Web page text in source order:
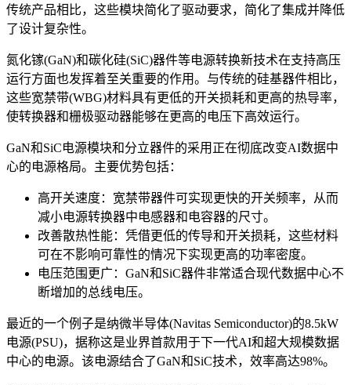
传统产品相比，这些模块简化了驱动要求，简化了集成并降低
了设计复杂性。
氮化镓(GaN)和碳化硅(SiC)器件等电源转换新技术在支持高压
运行方面也发挥着至关重要的作用。与传统的硅基器件相比，
这些宽禁带(WBG)材料具有更低的开关损耗和更高的热导率，
使转换器和栅极驱动器能够在更高的电压下高效运行。
GaN和SiC电源模块和分立器件的采用正在彻底改变AI数据中
心的电源格局。主要优势包括：
高开关速度：宽禁带器件可实现更快的开关频率，从而
减小电源转换器中电感器和电容器的尺寸。
改善散热性能：凭借更低的传导和开关损耗，这些材料
可在不影响可靠性的情况下实现更高的功率密度。
电压范围更广：GaN和SiC器件非常适合现代数据中心不
断增加的总线电压。
最近的一个例子是纳微半导体(Navitas Semiconductor)的8.5kW
电源(PSU)，据称这是业界首款用于下一代AI和超大规模数据
中心的电源。该电源结合了GaN和SiC技术，效率高达98%。